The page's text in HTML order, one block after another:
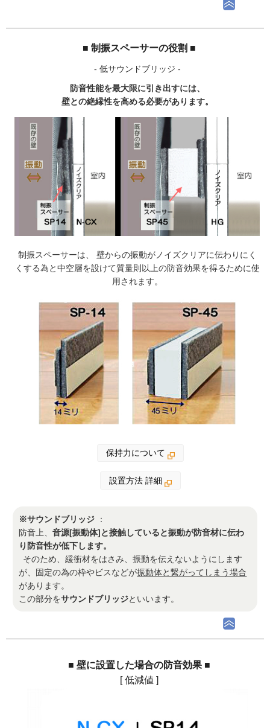
■ 制振スペーサーの役割 ■
- 低サウンドブリッジ -
防音性能を最大限に引き出すには、
壁との絶縁性を高める必要があります。
制振スペーサーは、 壁からの振動がノイズクリアに伝わりにく
くする為と中空層を設けて質量則以上の防音効果を得るために使
用されます。
保持力について
設置方法 詳細
※サウンドブリッジ ：
防音上、音源[振動体]と接触していると振動が防音材に伝わ
り防音性が低下します。
そのため、緩衝材をはさみ、振動を伝えないようにします
が、固定の為の枠やビスなどが振動体と繋がってしまう場合
があります。
この部分をサウンドブリッジといいます。
■ 壁に設置した場合の防音効果 ■
[ 低減値 ]